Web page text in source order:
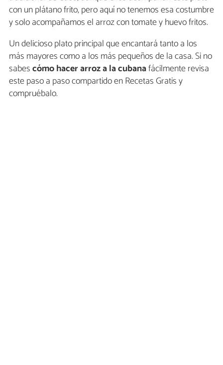
con un plátano frito, pero aquí no tenemos esa costumbre
y solo acompañamos el arroz con tomate y huevo fritos.
Un delicioso plato principal que encantará tanto a los
más mayores como a los más pequeños de la casa. Si no
sabescómo hacer arroz a la cubanafácilmente revisa
este paso a paso compartido en Recetas Gratis y
compruébalo.